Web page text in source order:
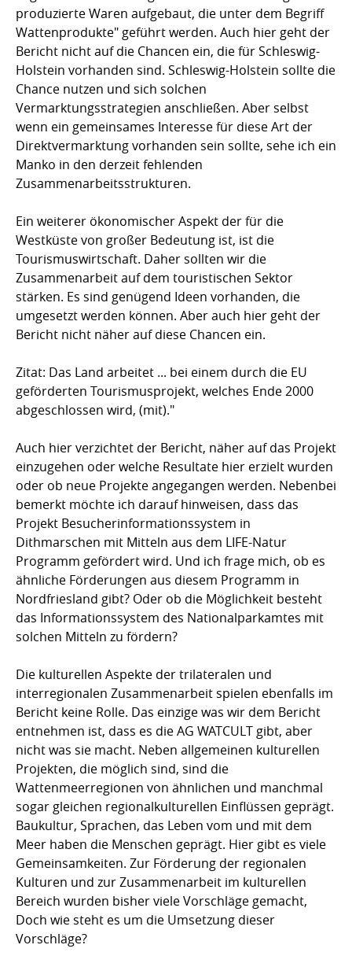
produzierte Waren aufgebaut, die unter dem Begriff
Wattenprodukte" geführt werden. Auch hier geht der
Bericht nicht auf die Chancen ein, die für Schleswig-
Holstein vorhanden sind. Schleswig-Holstein sollte die
Chance nutzen und sich solchen
Vermarktungsstrategien anschließen. Aber selbst
wenn ein gemeinsames Interesse für diese Art der
Direktvermarktung vorhanden sein sollte, sehe ich ein
Manko in den derzeit fehlenden
Zusammenarbeitsstrukturen.
Ein weiterer ökonomischer Aspekt der für die
Westküste von großer Bedeutung ist, ist die
Tourismuswirtschaft. Daher sollten wir die
Zusammenarbeit auf dem touristischen Sektor
stärken. Es sind genügend Ideen vorhanden, die
umgesetzt werden können. Aber auch hier geht der
Bericht nicht näher auf diese Chancen ein.
Zitat: Das Land arbeitet ... bei einem durch die EU
geförderten Tourismusprojekt, welches Ende 2000
abgeschlossen wird, (mit)."
Auch hier verzichtet der Bericht, näher auf das Projekt
einzugehen oder welche Resultate hier erzielt wurden
oder ob neue Projekte angegangen werden. Nebenbei
bemerkt möchte ich darauf hinweisen, dass das
Projekt Besucherinformationssystem in
Dithmarschen mit Mitteln aus dem LIFE-Natur
Programm gefördert wird. Und ich frage mich, ob es
ähnliche Förderungen aus diesem Programm in
Nordfriesland gibt? Oder ob die Möglichkeit besteht
das Informationssystem des Nationalparkamtes mit
solchen Mitteln zu fördern?
Die kulturellen Aspekte der trilateralen und
interregionalen Zusammenarbeit spielen ebenfalls im
Bericht keine Rolle. Das einzige was wir dem Bericht
entnehmen ist, dass es die AG WATCULT gibt, aber
nicht was sie macht. Neben allgemeinen kulturellen
Projekten, die möglich sind, sind die
Wattenmeerregionen von ähnlichen und manchmal
sogar gleichen regionalkulturellen Einflüssen geprägt.
Baukultur, Sprachen, das Leben vom und mit dem
Meer haben die Menschen geprägt. Hier gibt es viele
Gemeinsamkeiten. Zur Förderung der regionalen
Kulturen und zur Zusammenarbeit im kulturellen
Bereich wurden bisher viele Vorschläge gemacht,
Doch wie steht es um die Umsetzung dieser
Vorschläge?